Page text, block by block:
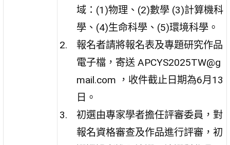
域：(1)物理、(2)數學 (3)計算機科
學、(4)生命科學、(5)環境科學。
報名者請將報名表及專題研究作品
電子檔，寄送 APCYS2025TW@g
mail.com ，收件截止日期為6月13
日。
初選由專家學者擔任評審委員，對
報名資格審查及作品進行評審，初